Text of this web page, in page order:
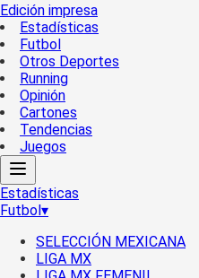
Edición impresa
Estadísticas
Futbol
Otros Deportes
Running
Opinión
Cartones
Tendencias
Juegos
Estadísticas
Futbol▾
SELECCIÓN MEXICANA
LIGA MX